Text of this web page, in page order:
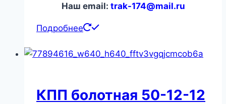
Наш email: trak-174@mail.ru
Подробнее
КПП болотная 50-12-12